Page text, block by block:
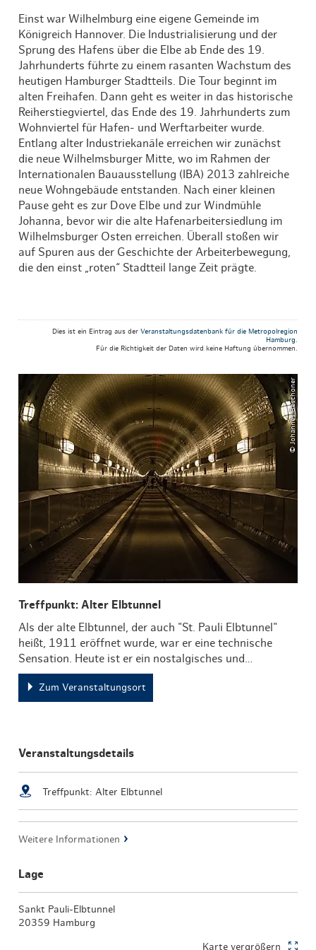
Einst war Wilhelmburg eine eigene Gemeinde im
Königreich Hannover. Die Industrialisierung und der
Sprung des Hafens über die Elbe ab Ende des 19.
Jahrhunderts führte zu einem rasanten Wachstum des
heutigen Hamburger Stadtteils. Die Tour beginnt im
alten Freihafen. Dann geht es weiter in das historische
Reiherstiegviertel, das Ende des 19. Jahrhunderts zum
Wohnviertel für Hafen- und Werftarbeiter wurde.
Entlang alter Industriekanäle erreichen wir zunächst
die neue Wilhelmsburger Mitte, wo im Rahmen der
Internationalen Bauausstellung (IBA) 2013 zahlreiche
neue Wohngebäude entstanden. Nach einer kleinen
Pause geht es zur Dove Elbe und zur Windmühle
Johanna, bevor wir die alte Hafenarbeitersiedlung im
Wilhelmsburger Osten erreichen. Überall stoßen wir
auf Spuren aus der Geschichte der Arbeiterbewegung,
die den einst „roten“ Stadtteil lange Zeit prägte.
Dies ist ein Eintrag aus der Veranstaltungsdatenbank für die Metropolregion
Hamburg.
Für die Richtigkeit der Daten wird keine Haftung übernommen.
© Johannes Beschoner
Treffpunkt: Alter Elbtunnel
Als der alte Elbtunnel, der auch "St. Pauli Elbtunnel"
heißt, 1911 eröffnet wurde, war er eine technische
Sensation. Heute ist er ein nostalgisches und…
Zum Veranstaltungsort
Veranstaltungsdetails
Treffpunkt: Alter Elbtunnel
Weitere Informationen
Lage
Sankt Pauli-Elbtunnel
20359 Hamburg
Karte vergrößern